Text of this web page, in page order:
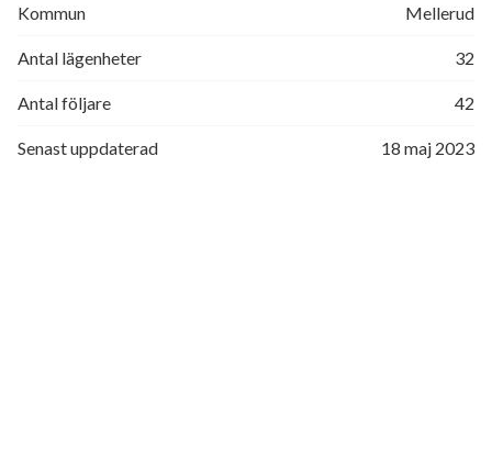
Kommun Mellerud
Antal lägenheter 32
Antal följare 42
Senast uppdaterad 18 maj 2023